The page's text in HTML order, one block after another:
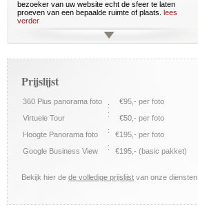
bezoeker van uw website echt de sfeer te laten
proeven van een bepaalde ruimte of plaats. lees
verder
Prijslijst
360 Plus panorama foto
Virtuele Tour
Hoogte Panorama foto
Google Business View
:
:
:
:
€95,- per foto
€50,- per foto
€195,- per foto
€195,- (basic pakket)
Bekijk hier de de volledige prijslijst van onze diensten.